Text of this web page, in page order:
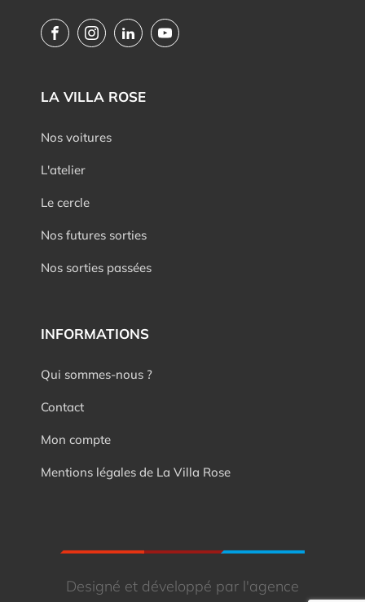
LA VILLA ROSE
Nos voitures
L'atelier
Le cercle
Nos futures sorties
Nos sorties passées
INFORMATIONS
Qui sommes-nous ?
Contact
Mon compte
Mentions légales de La Villa Rose
Designé et développé par l'agence